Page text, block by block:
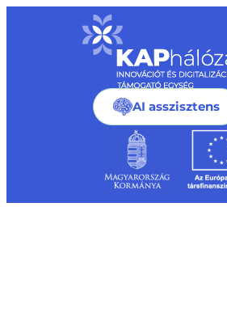
AI asszisztens